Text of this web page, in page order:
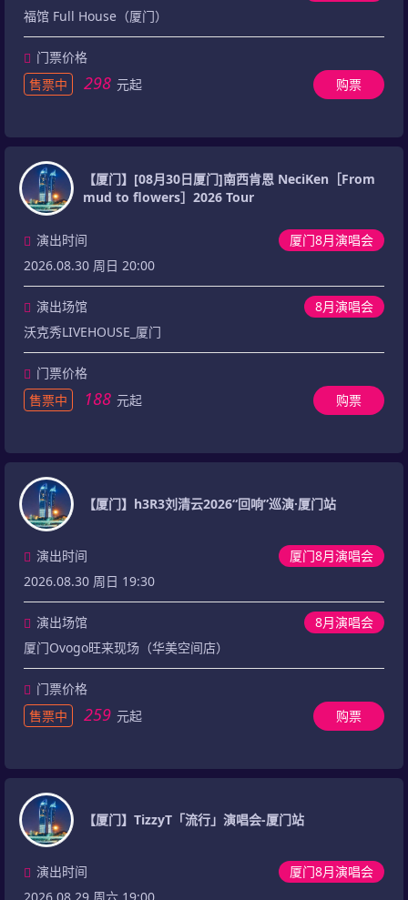
福馆 Full House（厦门）
门票价格
售票中
298 元起 购票
【厦门】[08月30日厦门]南西肯恩 NeciKen［From
mud to flowers］2026 Tour
厦门8月演唱会
演出时间
2026.08.30 周日 20:00
8月演唱会
演出场馆
沃克秀LIVEHOUSE_厦门
门票价格
售票中
188 元起 购票
【厦门】h3R3刘清云2026“回响”巡演·厦门站
厦门8月演唱会
演出时间
2026.08.30 周日 19:30
8月演唱会
演出场馆
厦门Ovogo旺来现场（华美空间店）
门票价格
售票中
259 元起 购票
【厦门】TizzyT「流行」演唱会-厦门站
厦门8月演唱会
演出时间
2026.08.29 周六 19:00